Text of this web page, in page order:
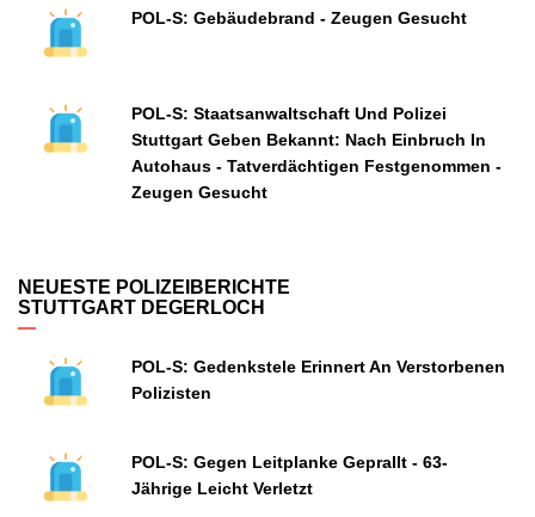
POL-S: Gebäudebrand - Zeugen Gesucht
POL-S: Staatsanwaltschaft Und Polizei
Stuttgart Geben Bekannt: Nach Einbruch In
Autohaus - Tatverdächtigen Festgenommen -
Zeugen Gesucht
NEUESTE POLIZEIBERICHTE
STUTTGART DEGERLOCH
POL-S: Gedenkstele Erinnert An Verstorbenen
Polizisten
POL-S: Gegen Leitplanke Geprallt - 63-
Jährige Leicht Verletzt